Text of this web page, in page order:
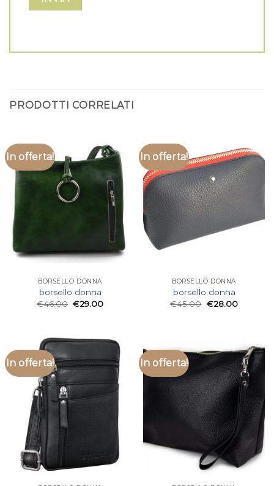
PRODOTTI CORRELATI
In offerta!
BORSELLO DONNA
borsello donna
€46.00 €29.00
In offerta!
BORSELLO DONNA
borsello donna
€45.00 €28.00
In offerta! In offerta!